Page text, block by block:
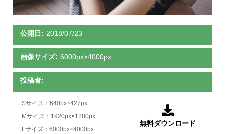
公開日: 2018/07/23
画像サイズ: 6000px×4000px
投稿者:
Sサイズ：640px×427px
Mサイズ：1920px×1280px
Lサイズ：6000px×4000px

無料ダウンロード